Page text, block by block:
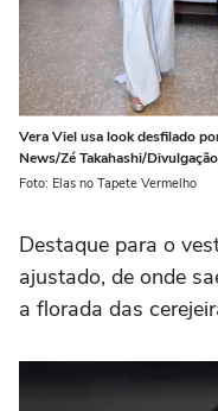
Vera Viel usa look desfilado
News/Zé Takahashi/
Foto: Elas no Tapete Vermelho
Destaque para o
ajustado, de onde
a florada das